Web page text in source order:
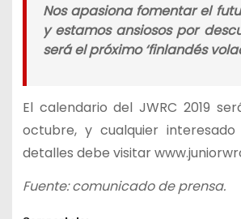
Nos apasiona fomentar el
y estamos ansiosos por
será el próximo ‘finlandés
El calendario del JWRC 2019
octubre, y cualquier
detalles debe visitar
Fuente: comunicado de prensa.